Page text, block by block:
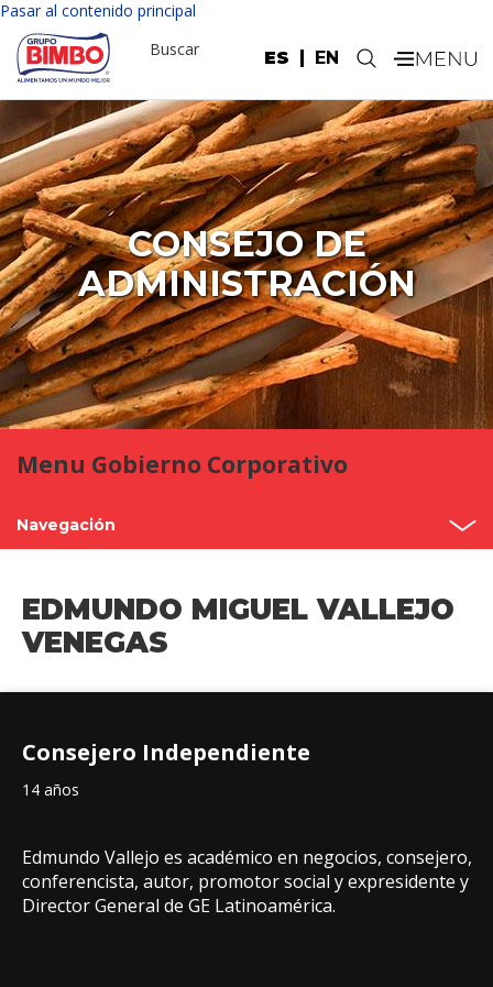
Pasar al contenido principal
ES EN
Buscar .
CONSEJO DE
ADMINISTRACIÓN
Menu Gobierno Corporativo
Navegación
Estructura
Código de Gobierno Corporativo
EDMUNDO MIGUEL VALLEJO
VENEGAS
Consejero Independiente
14 años
Edmundo Vallejo es académico en negocios, consejero,
conferencista, autor, promotor social y expresidente y
Director General de GE Latinoamérica.